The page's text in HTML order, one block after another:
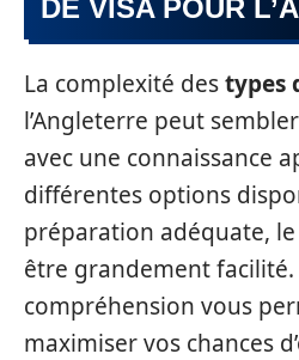
DE VISA POUR
La complexité destypes
l’Angleterre peut
avec une connaissance
différentes options
préparation adéquate,
être grandement facilité.
compréhension vous
maximiser vos chances